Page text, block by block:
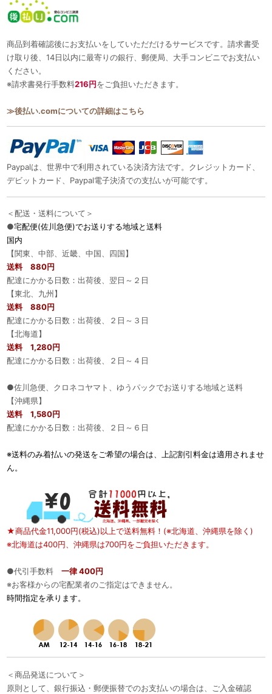
商品到着確認後にお支払いをしていただだけるサービスです。請求書受
け取り後、14日以内に最寄りの銀行、郵便局、大手コンビニでお支払い
ください。
※請求書発行手数料216円をご負担いただきます。
≫後払い.comについての詳細はこちら
Paypalは、世界中で利用されている決済方法です。クレジットカード、
デビットカード、Paypal電子決済での支払いが可能です。
＜配送・送料について＞
●宅配便(佐川急便)でお送りする地域と送料
国内
【関東、中部、近畿、中国、四国】
送料 880円
配達にかかる日数：出荷後、翌日～２日
【東北、九州】
送料 880円
配達にかかる日数：出荷後、２日～３日
【北海道】
送料 1,280円
配達にかかる日数：出荷後、２日～４日
●佐川急便、クロネコヤマト、ゆうパックでお送りする地域と送料
【沖縄県】
送料 1,580円
配達にかかる日数：出荷後、２日～６日
※送料のみ着払いの発送をご希望の場合は、上記割引料金は適用されませ
ん。
★商品代金11,000円(税込)以上で送料無料！(※北海道、沖縄県を除く)
※北海道は400円、沖縄県は700円をご負担いただきます。
●代引手数料 一律 400円
※お客様からの宅配業者のご指定はできません。
時間指定を承ります。
＜商品発送について＞
原則として、銀行振込・郵便振替でのお支払いの場合は、ご入金確認